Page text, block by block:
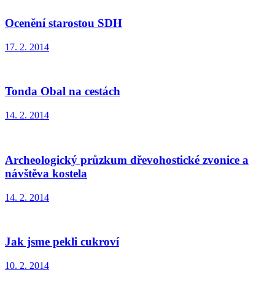
Ocenění starostou SDH
17. 2. 2014
Tonda Obal na cestách
14. 2. 2014
Archeologický průzkum dřevohostické zvonice a
návštěva kostela
14. 2. 2014
Jak jsme pekli cukroví
10. 2. 2014